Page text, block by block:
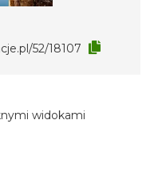
52/18107
widokami